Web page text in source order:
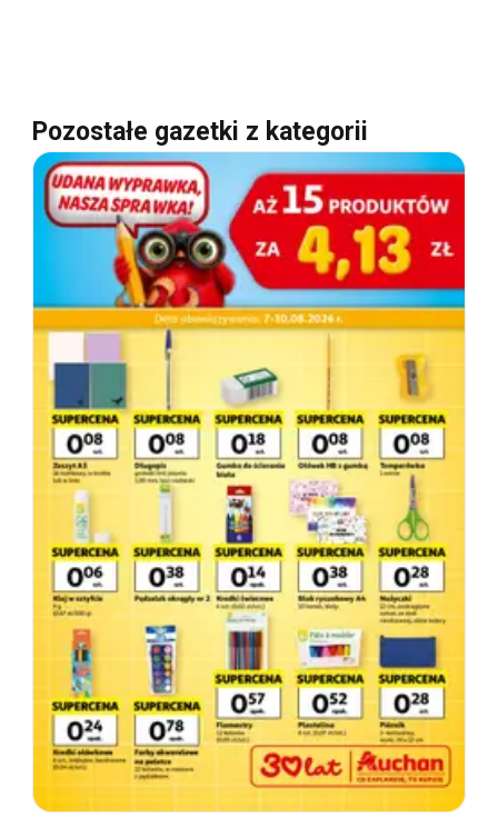
Pozostałe gazetki z kategorii